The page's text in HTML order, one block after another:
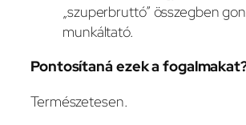
„szuperbruttó” összegben
munkáltató.
Pontosítaná ezek a
Természetesen.